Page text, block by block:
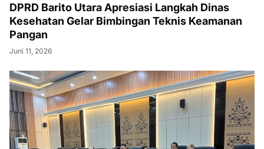
DPRD Barito Utara Apresiasi Langkah Dinas
Kesehatan Gelar Bimbingan Teknis Keamanan
Pangan
Juni 11, 2026